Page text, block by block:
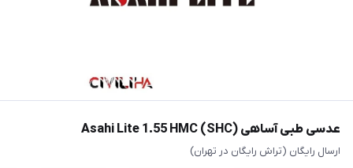
عدسی طبی آساهی Asahi Lite 1.55 HMC (SHC)
ارسال رایگان (تراش رایگان در تهران)